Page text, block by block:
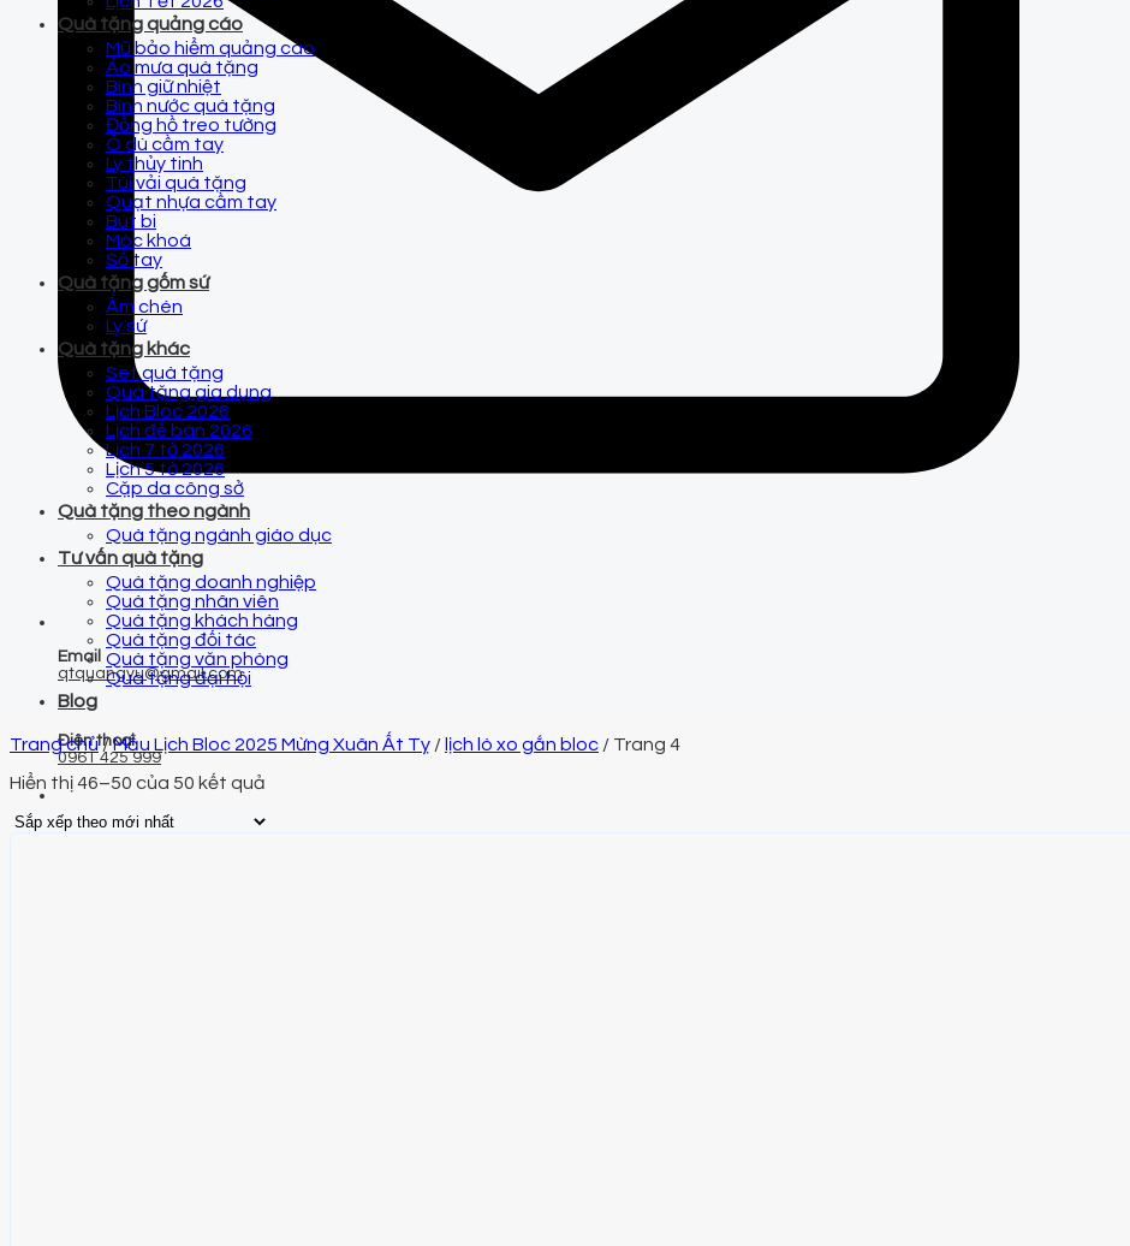
Email
qtquangvu@gmail.com
Điện thoại
0961 425 999
Quà tặng quảng cáo
Mũ bảo hiểm quảng cáo
Áo mưa quà tặng
Bình giữ nhiệt
Bình nước quà tặng
Đồng hồ treo tường
Ô dù cầm tay
Ly thủy tinh
Túi vải quà tặng
Quạt nhựa cầm tay
Bút bi
Móc khoá
Sổ tay
Quà tặng gốm sứ
Ấm chén
Ly sứ
Quà tặng khác
Set quà tặng
Quà tặng gia dụng
Lịch Bloc 2026
Lịch để bàn 2026
Lịch 7 tờ 2026
Lịch 5 tờ 2026
Cặp da công sở
Quà tặng theo ngành
Quà tặng ngành giáo dục
Tư vấn quà tặng
Quà tặng doanh nghiệp
Quà tặng nhân viên
Quà tặng khách hàng
Quà tặng đối tác
Quà tặng văn phòng
Quà tặng đại hội
Blog
Trang chủ/Mẫu Lịch Bloc 2025 Mừng Xuân Ất Tỵ / lịch lò xo gắn bloc / Trang 4
Hiển thị 46–50 của 50 kết quả